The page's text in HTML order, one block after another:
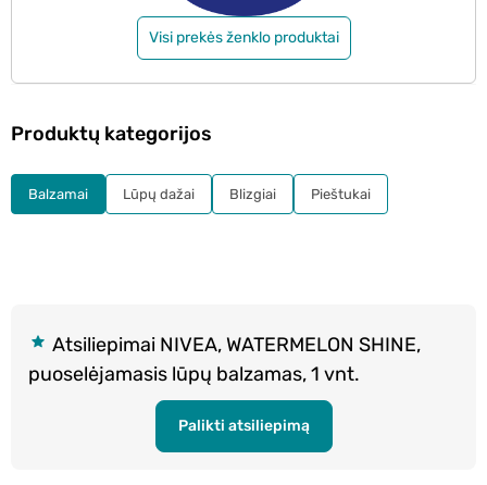
Visi prekės ženklo produktai
Atsiliepimai NIVEA, WATERMELON SHINE,
puoselėjamasis lūpų balzamas, 1 vnt.
Palikti atsiliepimą
Produktų kategorijos
Balzamai Lūpų dažai Blizgiai Pieštukai